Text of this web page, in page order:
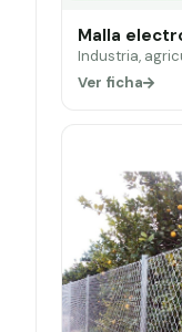
Malla
Industria,
Ver ficha